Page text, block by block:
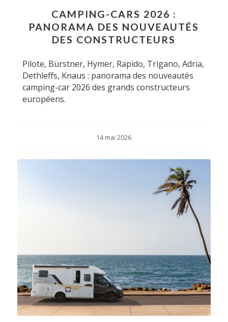
CAMPING-CARS 2026 :
PANORAMA DES NOUVEAUTÉS
DES CONSTRUCTEURS
Pilote, Bürstner, Hymer, Rapido, Trigano, Adria,
Dethleffs, Knaus : panorama des nouveautés
camping-car 2026 des grands constructeurs
européens.
14 mai 2026